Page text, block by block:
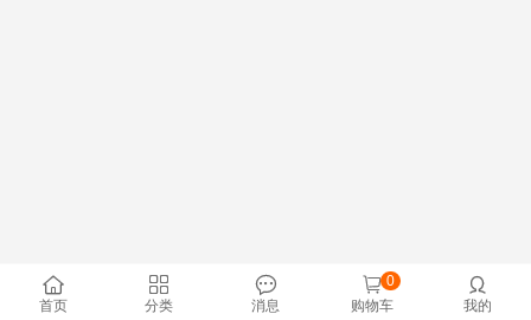

首页

分类

消息

购物车
0 
我的